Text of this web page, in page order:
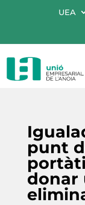
UEA
punt
donar